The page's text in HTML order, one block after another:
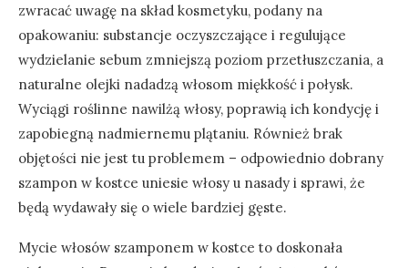
zwracać uwagę na skład kosmetyku, podany na
opakowaniu: substancje oczyszczające i regulujące
wydzielanie sebum zmniejszą poziom przetłuszczania, a
naturalne olejki nadadzą włosom miękkość i połysk.
Wyciągi roślinne nawilżą włosy, poprawią ich kondycję i
zapobiegną nadmiernemu plątaniu. Również brak
objętości nie jest tu problemem – odpowiednio dobrany
szampon w kostce uniesie włosy u nasady i sprawi, że
będą wydawały się o wiele bardziej gęste.
Mycie włosów szamponem w kostce to doskonała